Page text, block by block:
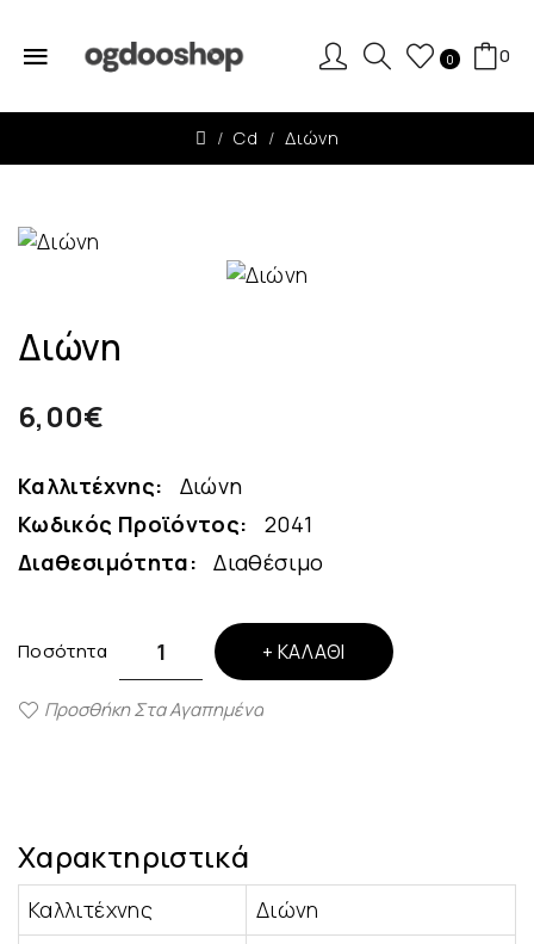
0 0
Cd Διώνη
Διώνη
6,00€
Καλλιτέχνης:
Διώνη
Κωδικός Προϊόντος:
2041
Διαθεσιμότητα:
Διαθέσιμο
Ποσότητα ΚΑΛΆΘΙ
Προσθήκη Στα Αγαπημένα
Χαρακτηριστικά
Καλλιτέχνης
Διώνη